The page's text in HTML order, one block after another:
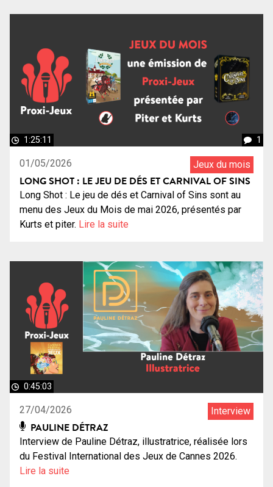
1:25:11 1
01/05/2026 Jeux du mois
LONG SHOT : LE JEU DE DÉS ET CARNIVAL OF SINS
Long Shot : Le jeu de dés et Carnival of Sins sont au
menu des Jeux du Mois de mai 2026, présentés par
Kurts et piter. Lire la suite
0:45:03
27/04/2026 Interview
PAULINE DÉTRAZ
Interview de Pauline Détraz, illustratrice, réalisée lors
du Festival International des Jeux de Cannes 2026.
Lire la suite